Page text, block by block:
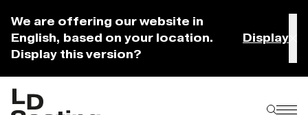
We are offering our website in
English, based on your location.
Display this version?
Display